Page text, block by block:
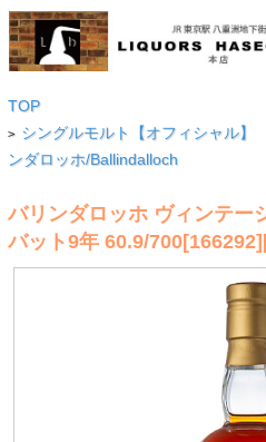
TOP
> シングルモルト【オフィシャル】
ンダロッホ/Ballindalloch
バリンダロッホ ヴィンテー
バット9年 60.9/